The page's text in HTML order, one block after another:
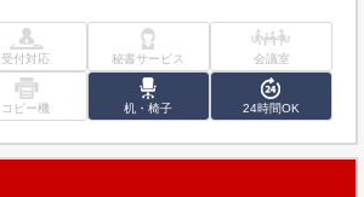
受付対応 秘書サービス 会議室
コピー機 机・椅子 24時間OK